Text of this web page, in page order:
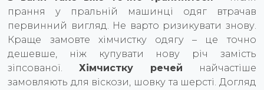
прання у пральній машинці одяг втрачав
первинний вигляд. Не варто ризикувати знову.
Краще замовте хімчистку одягу – це точно
дешевше, ніж купувати нову річ замість
зіпсованої.Хімчистку речей найчастіше
замовляють для віскози, шовку та шерсті. Догляд